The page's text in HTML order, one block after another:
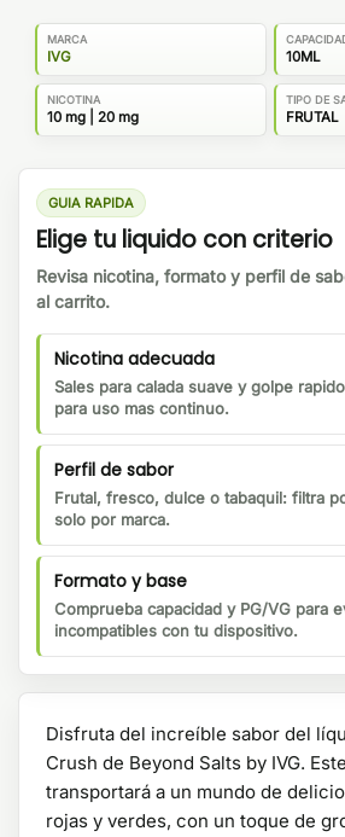
MARCA
IVG 10ML
NICOTINA
10 mg | 20 mg
TIPO DE
FRUTAL
GUIA RAPIDA
Elige tu liquido con criterio
Revisa nicotina, formato y perfil de
al carrito.
Nicotina adecuada
Sales para calada suave y golpe
para uso mas continuo.
Perfil de sabor
Frutal, fresco, dulce o tabaquil: filtra
solo por marca.
Formato y base
Comprueba capacidad y PG/VG para
incompatibles con tu dispositivo.
Disfruta del increíble sabor del
Crush de Beyond Salts by IVG.
transportará a un mundo de
rojas y verdes, con un toque de